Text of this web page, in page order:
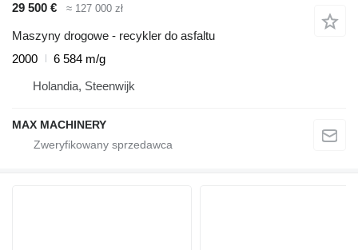
29 500 €
≈ 127 000 zł
Maszyny drogowe - recykler do asfaltu
2000
6 584 m/g
Holandia, Steenwijk
MAX MACHINERY